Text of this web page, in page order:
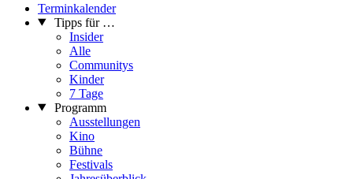
Terminkalender
Tipps für …
Insider
Alle
Communitys
Kinder
7 Tage
Programm
Ausstellungen
Kino
Bühne
Festivals